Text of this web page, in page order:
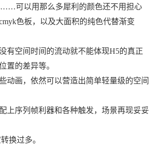
……可以用那么多犀利的颜色还不用担心
色板，以及大面积的纯色代替渐变
空间时间的流动就不能体现H5的真正
置的差异等。
画，依然可以营造出简单轻量级的空间
序列帧利器和各种触发，场景再现妥妥
换过多。